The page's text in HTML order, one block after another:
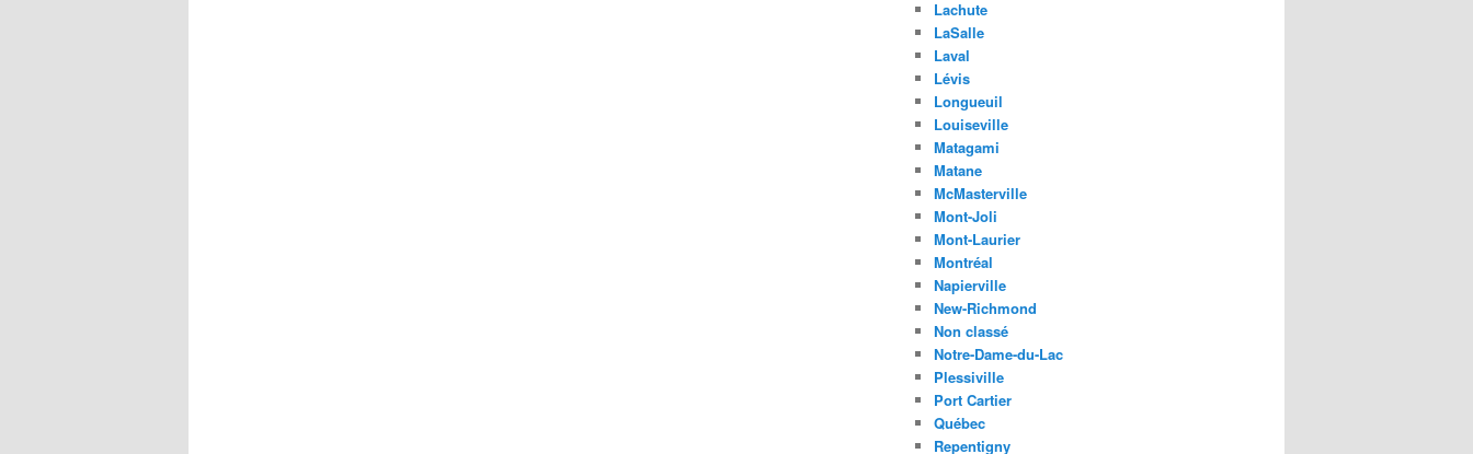
Lachute
LaSalle
Laval
Lévis
Longueuil
Louiseville
Matagami
Matane
McMasterville
Mont-Joli
Mont-Laurier
Montréal
Napierville
New-Richmond
Non classé
Notre-Dame-du-Lac
Plessiville
Port Cartier
Québec
Repentigny